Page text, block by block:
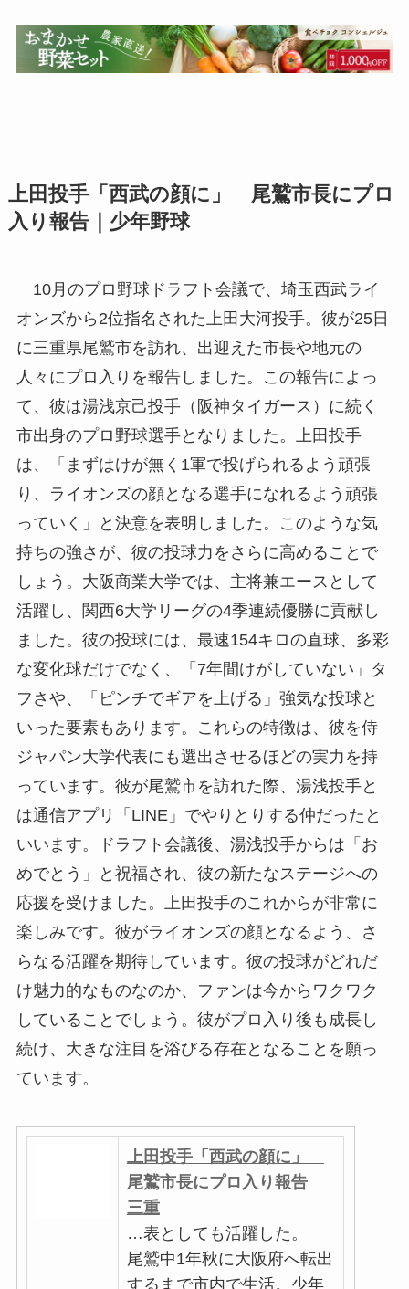
上田投手「西武の顔に」 尾鷲市長にプロ
入り報告｜少年野球
10月のプロ野球ドラフト会議で、埼玉西武ライ
オンズから2位指名された上田大河投手。彼が25日
に三重県尾鷲市を訪れ、出迎えた市長や地元の
人々にプロ入りを報告しました。この報告によっ
て、彼は湯浅京己投手（阪神タイガース）に続く
市出身のプロ野球選手となりました。上田投手
は、「まずはけが無く1軍で投げられるよう頑張
り、ライオンズの顔となる選手になれるよう頑張
っていく」と決意を表明しました。このような気
持ちの強さが、彼の投球力をさらに高めることで
しょう。大阪商業大学では、主将兼エースとして
活躍し、関西6大学リーグの4季連続優勝に貢献し
ました。彼の投球には、最速154キロの直球、多彩
な変化球だけでなく、「7年間けがしていない」タ
フさや、「ピンチでギアを上げる」強気な投球と
いった要素もあります。これらの特徴は、彼を侍
ジャパン大学代表にも選出させるほどの実力を持
っています。彼が尾鷲市を訪れた際、湯浅投手と
は通信アプリ「LINE」でやりとりする仲だったと
いいます。ドラフト会議後、湯浅投手からは「お
めでとう」と祝福され、彼の新たなステージへの
応援を受けました。上田投手のこれからが非常に
楽しみです。彼がライオンズの顔となるよう、さ
らなる活躍を期待しています。彼の投球がどれだ
け魅力的なものなのか、ファンは今からワクワク
していることでしょう。彼がプロ入り後も成長し
続け、大きな注目を浴びる存在となることを願っ
ています。
上田投手「西武の顔に」
尾鷲市長にプロ入り報告
三重
…表としても活躍した。
尾鷲中1年秋に大阪府へ転出
するまで市内で生活。少年